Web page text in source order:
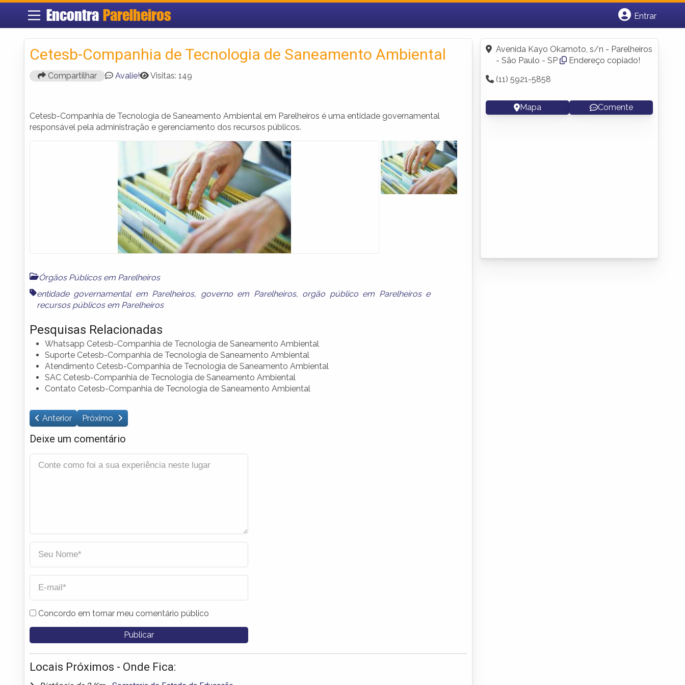
Encontra Parelheiros
Entrar
Fazer login
Criar conta
Cetesb-Companhia de Tecnologia de Saneamento Ambiental
Compartilhar Avalie! Visitas: 149
Cetesb-Companhia de Tecnologia de Saneamento Ambiental em Parelheiros é uma entidade governamental
responsável pela administração e gerenciamento dos recursos públicos.
Órgãos Públicos em Parelheiros
entidade governamental em Parelheiros, governo em Parelheiros, orgão público em Parelheirose
recursos públicos em Parelheiros
Pesquisas Relacionadas
Whatsapp Cetesb-Companhia de Tecnologia de Saneamento Ambiental
Suporte Cetesb-Companhia de Tecnologia de Saneamento Ambiental
Atendimento Cetesb-Companhia de Tecnologia de Saneamento Ambiental
SAC Cetesb-Companhia de Tecnologia de Saneamento Ambiental
Contato Cetesb-Companhia de Tecnologia de Saneamento Ambiental
Anterior Próximo
Deixe um comentário
Concordo em tornar meu comentário público
Locais Próximos - Onde Fica:
Avenida Kayo Okamoto, s/n - Parelheiros
- São Paulo - SP
Endereço copiado!
(11) 5921-5858
Mapa Comente